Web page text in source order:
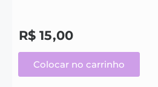
R$ 15,00
Colocar no carrinho